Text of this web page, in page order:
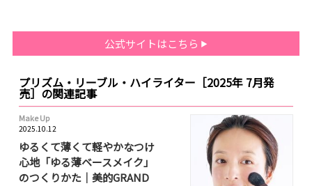
公式サイトはこちら
プリズム・リーブル・ハイライター［2025年 7月発
売］の関連記事
Make Up
2025.10.12
ゆるくて薄くて軽やかなつけ
心地「ゆる薄ベースメイク」
のつくりかた｜美的GRAND